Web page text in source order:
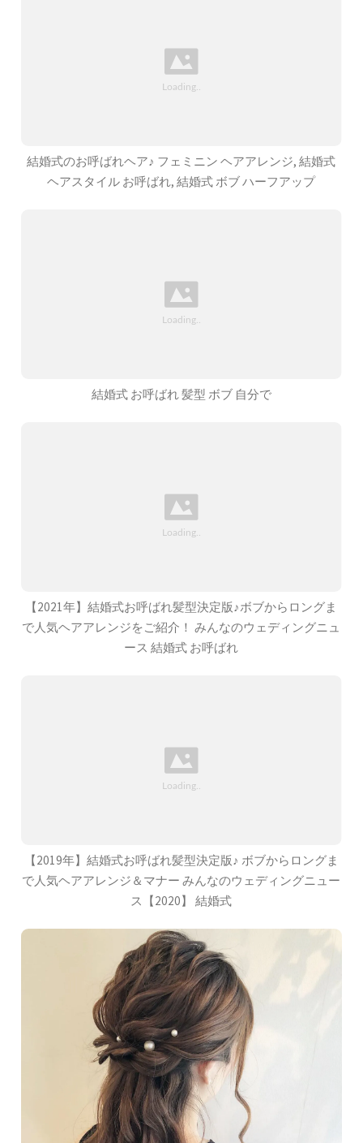
結婚式のお呼ばれヘア♪ フェミニン ヘアアレンジ, 結婚式
ヘアスタイル お呼ばれ, 結婚式 ボブ ハーフアップ
結婚式 お呼ばれ 髪型 ボブ 自分で
【2021年】結婚式お呼ばれ髪型決定版♪ボブからロングま
で人気ヘアアレンジをご紹介！ みんなのウェディングニュ
ース 結婚式 お呼ばれ
【2019年】結婚式お呼ばれ髪型決定版♪ ボブからロングま
で人気ヘアアレンジ＆マナー みんなのウェディングニュー
ス【2020】 結婚式